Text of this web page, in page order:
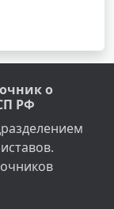
о
РФ